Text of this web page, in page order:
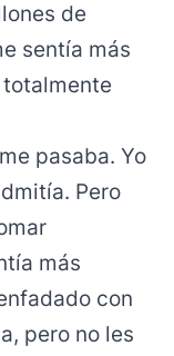
de
sentía más
pasaba. Yo
Pero
más
con
pero no les